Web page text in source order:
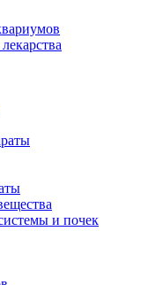
и почек